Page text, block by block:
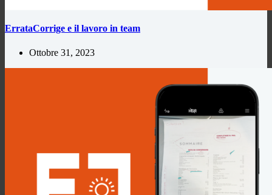
ErrataCorrige e il lavoro in team
Ottobre 31, 2023